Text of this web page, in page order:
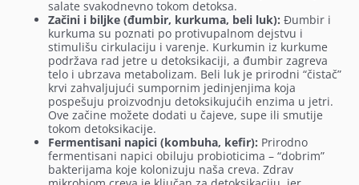
salate svakodnevno tokom detoksa.
Začini i biljke (đumbir, kurkuma, beli luk): Đumbir i
kurkuma su poznati po protivupalnom dejstvu i
stimulišu cirkulaciju i varenje. Kurkumin iz kurkume
podržava rad jetre u detoksikaciji, a đumbir zagreva
telo i ubrzava metabolizam. Beli luk je prirodni “čistač”
krvi zahvaljujući sumpornim jedinjenjima koja
pospešuju proizvodnju detoksikujućih enzima u jetri.
Ove začine možete dodati u čajeve, supe ili smutije
tokom detoksikacije.
Fermentisani napici (kombuha, kefir): Prirodno
fermentisani napici obiluju probioticima – “dobrim”
bakterijama koje kolonizuju naša creva. Zdrav